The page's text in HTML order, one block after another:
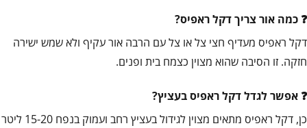
כמה אור צריך דקל ראפיס?
דקל ראפיס מעדיף חצי צל או צל עם הרבה אור עקיף ולא שמש ישירה
חזקה. זו הסיבה שהוא מצוין כצמח בית ופנים.
אפשר לגדל דקל ראפיס בעציץ?
כן, דקל ראפיס מתאים מצוין לגידול בעציץ רחב ועמוק בנפח 15-20 ליטר